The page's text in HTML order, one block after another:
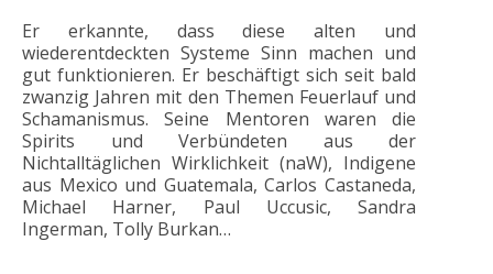
Er erkannte, dass diese alten und
wiederentdeckten Systeme Sinn machen und
gut funktionieren. Er beschäftigt sich seit bald
zwanzig Jahren mit den Themen Feuerlauf und
Schamanismus. Seine Mentoren waren die
Spirits und Verbündeten aus der
Nichtalltäglichen Wirklichkeit (naW), Indigene
aus Mexico und Guatemala, Carlos Castaneda,
Michael Harner, Paul Uccusic, Sandra
Ingerman, Tolly Burkan…